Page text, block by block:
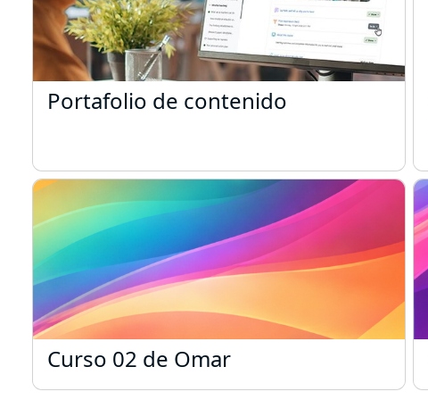
Portafolio de contenido
Portafolio de contenido
Curso 02 de Omar
Curso 02 de Omar